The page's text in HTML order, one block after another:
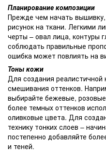
Планирование композиции
Прежде чем начать вышивку,
рисунок на ткани. Легкими
черты – овал лица, контуры
соблюдать правильные
ошибка может повлиять на
Тоны кожи
Для создания реалистичной
смешивания оттенков.
выбирайте бежевые,
более темных оттенков
оливковые цвета. Для
технику тонких слоев –
постепенно добавляйте
и теней.